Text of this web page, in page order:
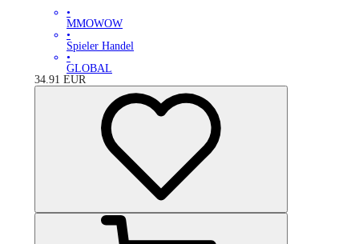
•
MMOWOW
•
Spieler Handel
•
GLOBAL
34.91 EUR